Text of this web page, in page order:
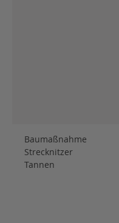
Baumaßnahme
Strecknitzer
Tannen